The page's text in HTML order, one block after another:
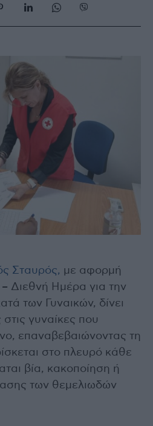
Σταυρός, με αφορμή
Διεθνή Ημέρα για την
των Γυναικών, δίνει
γυναίκες που
επαναβεβαιώνοντας τη
στο πλευρό κάθε
βία, κακοποίηση ή
των θεμελιωδών